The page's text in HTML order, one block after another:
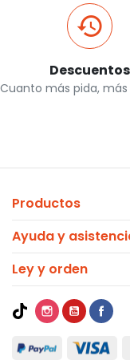
Descuentos
Cuanto más pida,
Productos
Ayuda y
Ley y orden